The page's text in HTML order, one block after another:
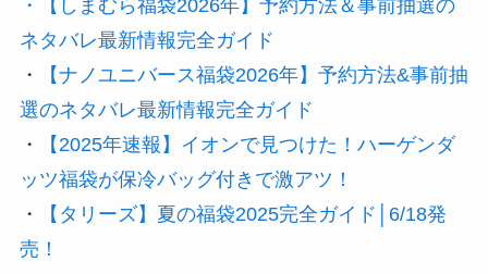
・
【しまむら福袋2026年】予約方法＆事前抽選の
ネタバレ最新情報完全ガイド
・
【ナノユニバース福袋2026年】予約方法&事前抽
選のネタバレ最新情報完全ガイド
・
【2025年速報】イオンで見つけた！ハーゲンダ
ッツ福袋が保冷バッグ付きで激アツ！
・
【タリーズ】夏の福袋2025完全ガイド│6/18発
売！